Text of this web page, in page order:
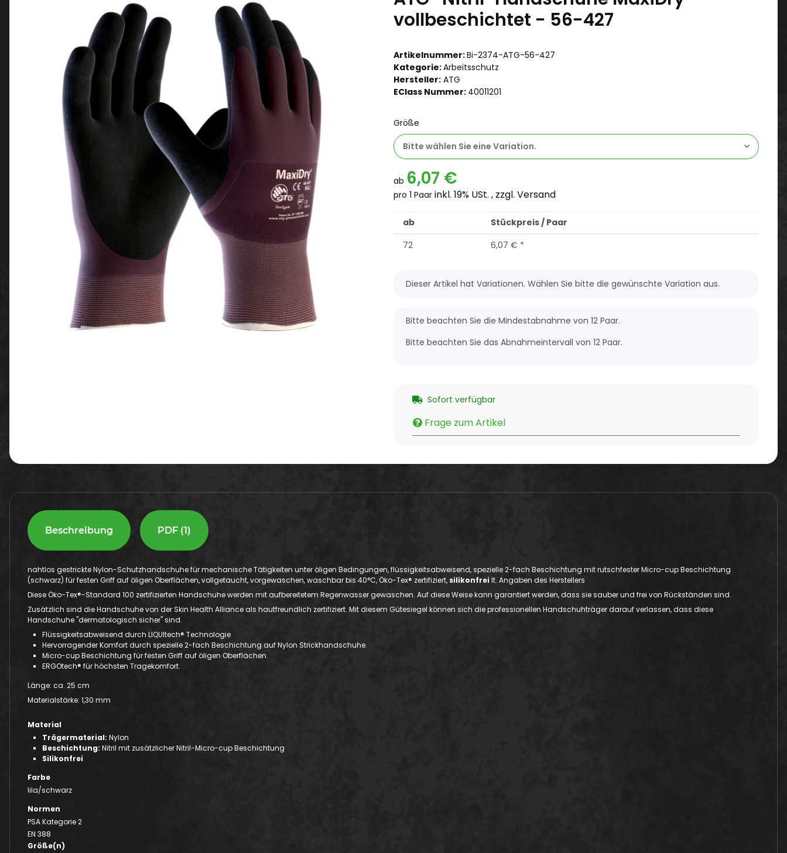
vollbeschichtet - 56-427
Artikelnummer:Bi-2374-ATG-56-427
Kategorie:Arbeitsschutz
Hersteller: ATG
EClass Nummer: 40011201
Größe
Bitte wählen Sie eine Variation.
ab 6,07 €
pro 1 Paar inkl. 19% USt. , zzgl. Versand
ab
Stückpreis / Paar
72
6,07 € *
x
Dieser Artikel hat Variationen. Wählen Sie bitte die gewünschte Variation aus.
x
Bitte beachten Sie die Mindestabnahme von 12 Paar.
Bitte beachten Sie das Abnahmeintervall von 12 Paar.
Sofort verfügbar
Frage zum Artikel
Beschreibung PDF (1)
nahtlos gestrickte Nylon-Schutzhandschuhe für mechanische Tätigkeiten unter öligen Bedingungen, flüssigkeitsabweisend, spezielle 2-fach Beschichtung mit rutschfester Micro-cup Beschichtung
(schwarz) für festen Griff auf öligen Oberflächen, vollgetaucht, vorgewaschen, waschbar bis 40°C, Öko-Tex® zertifiziert, silikonfrei lt. Angaben des Herstellers
Diese Öko-Tex®-Standard 100 zertifizierten Handschuhe werden mit aufbereitetem Regenwasser gewaschen. Auf diese Weise kann garantiert werden, dass sie sauber und frei von Rückständen sind.
Zusätzlich sind die Handschuhe von der Skin Health Alliance als hautfreundlich zertifiziert. Mit diesem Gütesiegel können sich die professionellen Handschuhträger darauf verlassen, dass diese
Handschuhe "dermatologisch sicher" sind.
Flüssigkeitsabweisend durch LIQUItech® Technologie
Hervorragender Komfort durch spezielle 2-fach Beschichtung auf Nylon Strickhandschuhe.
Micro-cup Beschichtung für festen Griff auf öligen Oberflächen.
ERGOtech® für höchsten Tragekomfort.
Länge: ca. 25 cm
Materialstärke: 1,30 mm
Material
Trägermaterial: Nylon
Beschichtung: Nitril mit zusätzlicher Nitril-Micro-cup Beschichtung
Silikonfrei
Farbe
lila/schwarz
Normen
PSA Kategorie 2
EN 388
Größe(n)